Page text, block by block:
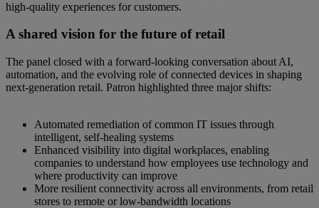
high-quality experiences for customers.
A shared vision for the future of retail
The panel closed with a forward-looking conversation about AI,
automation, and the evolving role of connected devices in shaping
next-generation retail. Patron highlighted three major shifts:
Automated remediation of common IT issues through
intelligent, self-healing systems
Enhanced visibility into digital workplaces, enabling
companies to understand how employees use technology and
where productivity can improve
More resilient connectivity across all environments, from retail
stores to remote or low-bandwidth locations